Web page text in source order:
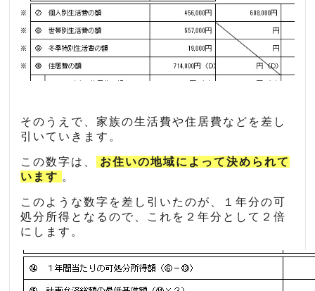
そのうえで、家族の生活費や住居費などを差し
引いていきます。
この数字は、
お住いの地域によって決められて
います 。
このような数字を差し引いたのが、１年分の可
処分所得となるので、これを２年分として２倍
にします。